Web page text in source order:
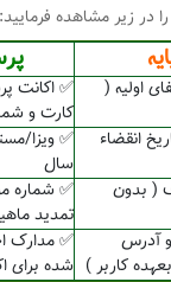
در زیر مشاهده فرمایید:
اولیه (
✅ اکانت
کارت و
انقضاء
سال
( بدون
✅ شماره
تمدید ماهیانه 12
آدرس
کاربر )
✅ مدارک
شده برای